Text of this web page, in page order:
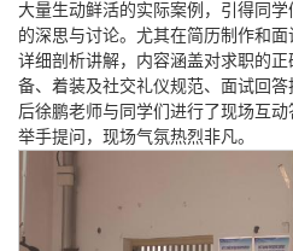
大量生动鲜活的实际案例，引得同
的深思与讨论。尤其在简历制作和
详细剖析讲解，内容涵盖对求职的
备、着装及社交礼仪规范、面试回
后徐鹏老师与同学们进行了现场互
举手提问，现场气氛热烈非凡。